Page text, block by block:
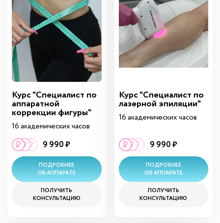
Курс "Специалист по
аппаратной
коррекции фигуры"
16 академических часов
9 990 ₽
ПОДРОБНЕЕ
ОБ АППАРАТЕ
ПОЛУЧИТЬ
КОНСУЛЬТАЦИЮ
Курс "Специалист по
лазерной эпиляции"
16 академических часов
9 990 ₽
ПОДРОБНЕЕ
ОБ АППАРАТЕ
ПОЛУЧИТЬ
КОНСУЛЬТАЦИЮ